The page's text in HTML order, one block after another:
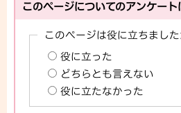
このページについてのアンケー
このページは役に立ちました
役に立った
どちらとも言えない
役に立たなかった